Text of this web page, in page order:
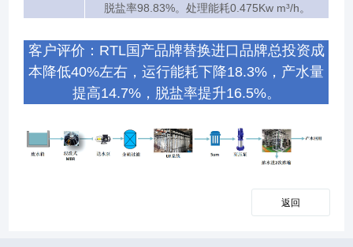
脱盐率98.83%。处理能耗0.475Kw m³/h。
客户评价：RTL国产品牌替换进口品牌总投资成
本降低40%左右，运行能耗下降18.3%，产水量
提高14.7%，脱盐率提升16.5%。
返回